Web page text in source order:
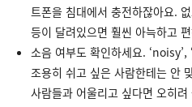
트폰을 침대에서 충전하잖아요.
등이 달려있으면 훨씬 아늑하고
소음 여부도 확인하세요.
조용히 쉬고 싶은 사람한테는 안
사람들과 어울리고 싶다면 오히